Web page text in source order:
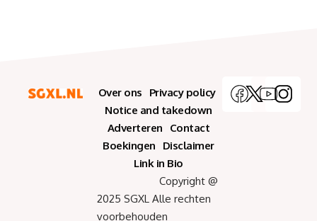
Over ons
Privacy policy
Notice and takedown
Adverteren
Contact
Boekingen
Disclaimer
Link in Bio
Copyright @
2025 SGXL Alle rechten
voorbehouden